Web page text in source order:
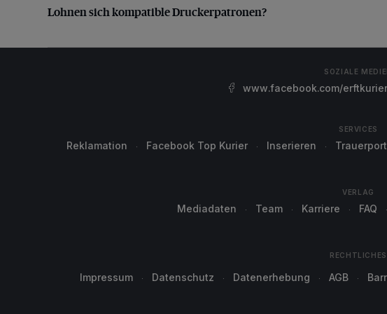
Lohnen sich kompatible Druckerpatronen?
SOZIALE
www.facebook.com/
SERVICES
Reklamation Facebook Top Kurier Inserieren
VERLAG
Mediadaten Team Karriere FAQ
RECHTLICHES
Impressum Datenschutz Datenerhebung AGB